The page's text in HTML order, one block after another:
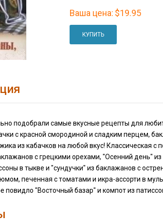
Ваша цена: $19.95
КУПИТЬ
подобрали самые вкусные рецепты для
с красной смородиной и сладким перцем,
из кабачков на любой вкус! Классическая
с грецкими орехами, "Осенний день"
в тыкве и "сундучки" из баклажанов с
печенная с томатами и икра-ассорти в
повидло "Восточный базар" и компот из